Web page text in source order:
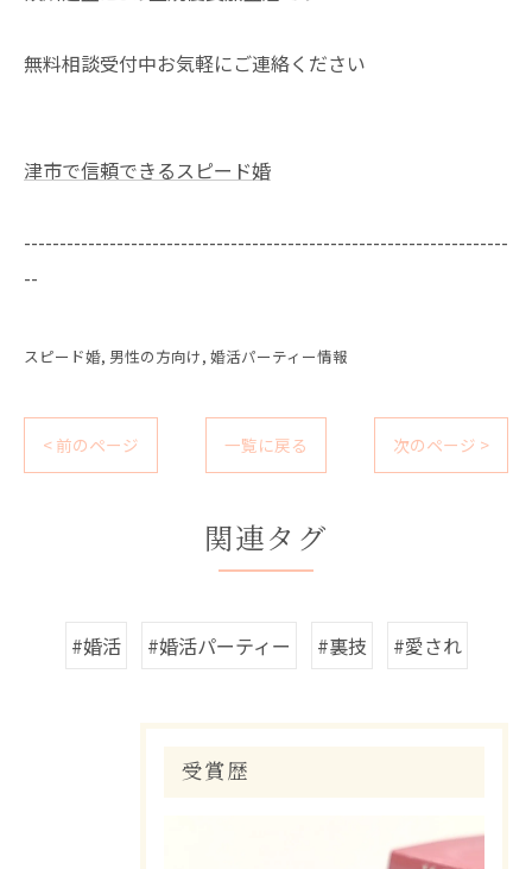
無料相談受付中お気軽にご連絡ください
津市で信頼できるスピード婚
--------------------------------------------------------------------
--
スピード婚 男性の方向け 婚活パーティー情報
< 前のページ 一覧に戻る 次のページ >
関連タグ
#婚活 #婚活パーティー #裏技 #愛され
受賞歴